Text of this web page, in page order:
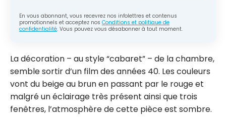
En vous abonnant, vous recevrez nos infolettres et contenus
promotionnels et acceptez nos Conditions et politique de
confidentialité. Vous pouvez vous désabonner à tout moment.
La décoration – au style “cabaret” – de la chambre,
semble sortir d’un film des années 40. Les couleurs
vont du beige au brun en passant par le rouge et
malgré un éclairage très présent ainsi que trois
fenêtres, l’atmosphère de cette pièce est sombre.